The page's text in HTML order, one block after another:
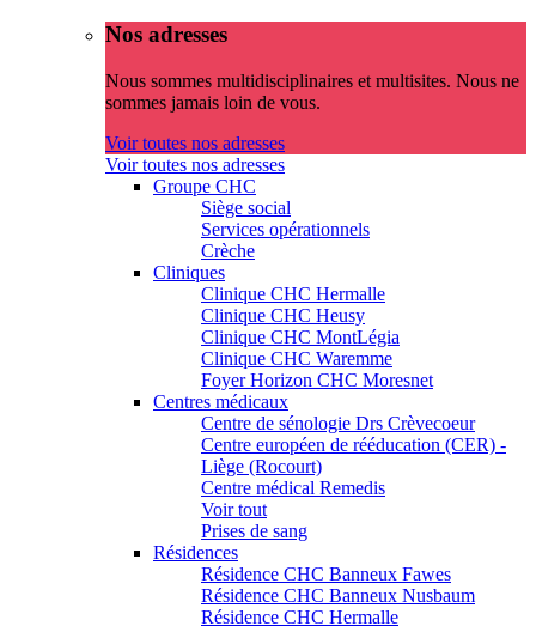
Nos adresses
Nous sommes multidisciplinaires et multisites. Nous ne
sommes jamais loin de vous.
Voir toutes nos adresses
Voir toutes nos adresses
Groupe CHC
Siège social
Services opérationnels
Crèche
Cliniques
Clinique CHC Hermalle
Clinique CHC Heusy
Clinique CHC MontLégia
Clinique CHC Waremme
Foyer Horizon CHC Moresnet
Centres médicaux
Centre de sénologie Drs Crèvecoeur
Centre européen de rééducation (CER) -
Liège (Rocourt)
Centre médical Remedis
Voir tout
Prises de sang
Résidences
Résidence CHC Banneux Fawes
Résidence CHC Banneux Nusbaum
Résidence CHC Hermalle